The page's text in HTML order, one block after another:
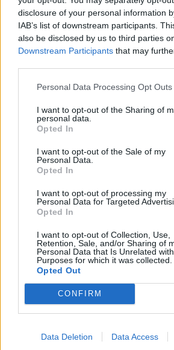
disclosure of your personal information
IAB’s list of downstream participants.
also be disclosed by us to third parties
Downstream Participants that may
Personal Data Processing Opt Outs
I want to opt-out of the Sharing of
personal data.
Opted In
I want to opt-out of the Sale of my
Personal Data.
Opted In
I want to opt-out of processing my
Personal Data for Targeted
Opted In
I want to opt-out of Collection, Use,
Retention, Sale, and/or Sharing of
Personal Data that Is Unrelated
Purposes for which it was collected.
Opted Out
CONFIRM
Data Deletion Data Access
ζωδίων τον Αύγουστο
01:42
Καύσωνας στο γραφείο: Πόσο μπορεί
00:31
πρόληψη του πνιγμού
Ανατριχιαστικό βίντεο από τον
Γιατροί προστατεύουν με τα σώματά
ώρα του χειρουργείου
23:54
Τραμπ: Ο πόλεμος με το Ιράν "θα
23:43
30χρονη έπεσε στη θάλασσα από την
Χαλκίδας
Οι «μαύρες χήρες» της Ρωσίας:
νεοσύλλεκτους πριν μεταβούν στο